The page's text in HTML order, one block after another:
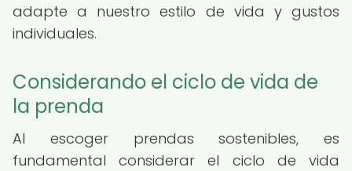
adapte a nuestro estilo de vida y gustos
individuales.
Considerando el ciclo de vida de
la prenda
Al escoger prendas sostenibles, es
fundamental considerar el ciclo de vida